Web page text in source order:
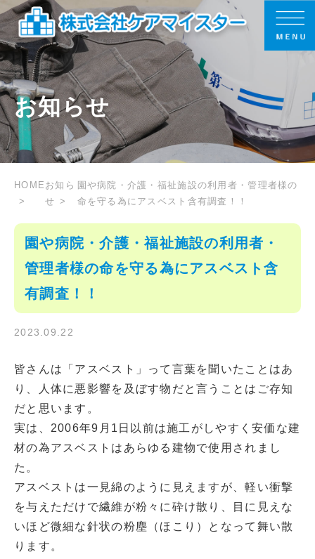
お知らせ
HOME お知ら
せ
園や病院・介護・福祉施設の利用者・管理者様の
命を守る為にアスベスト含有調査！！
園や病院・介護・福祉施設の利用者・
管理者様の命を守る為にアスベスト含
有調査！！
2023.09.22
皆さんは「アスベスト」って言葉を聞いたことはあ
り、人体に悪影響を及ぼす物だと言うことはご存知
だと思います。
実は、2006年9月1日以前は施工がしやすく安価な建
材の為アスベストはあらゆる建物で使用されまし
た。
アスベストは一見綿のように見えますが、軽い衝撃
を与えただけで繊維が粉々に砕け散り、目に見えな
いほど微細な針状の粉塵（ほこり）となって舞い散
ります。